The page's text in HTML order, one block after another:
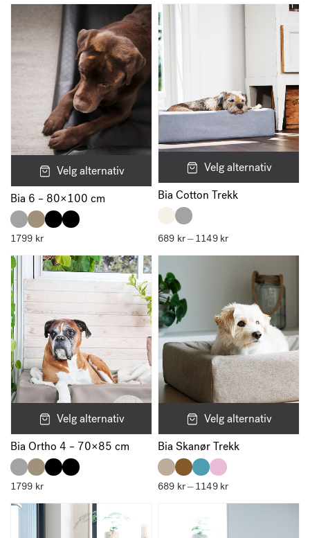
til
til
Velg alternativ
Bia 6 – 80×100 cm
1799 kr
Velg alternativ
Bia Cotton Trekk
689 kr– 1149 krPrisområde:
til
Velg alternativ
Bia Ortho 4 – 70×85 cm
1799 kr
Velg alternativ
Bia Skanør Trekk
689 kr– 1149 krPrisområde:
til